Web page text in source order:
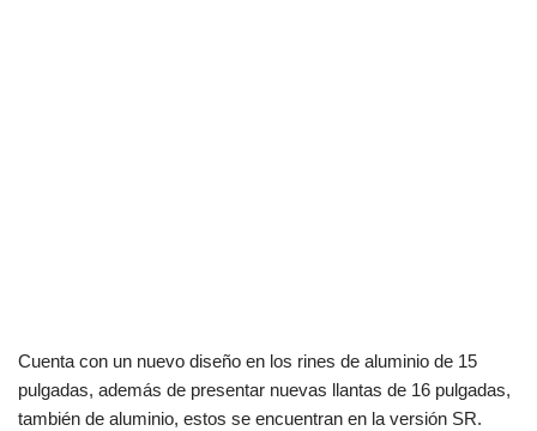
Cuenta con un nuevo diseño en los rines de aluminio de 15
pulgadas, además de presentar nuevas llantas de 16 pulgadas,
también de aluminio, estos se encuentran en la versión SR.